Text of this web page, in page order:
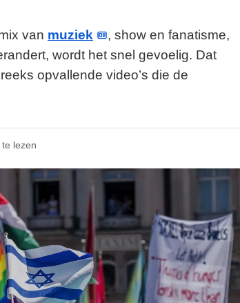
van muziek
, show en fanatisme,
wordt het snel gevoelig. Dat
opvallende video’s die de
lezen